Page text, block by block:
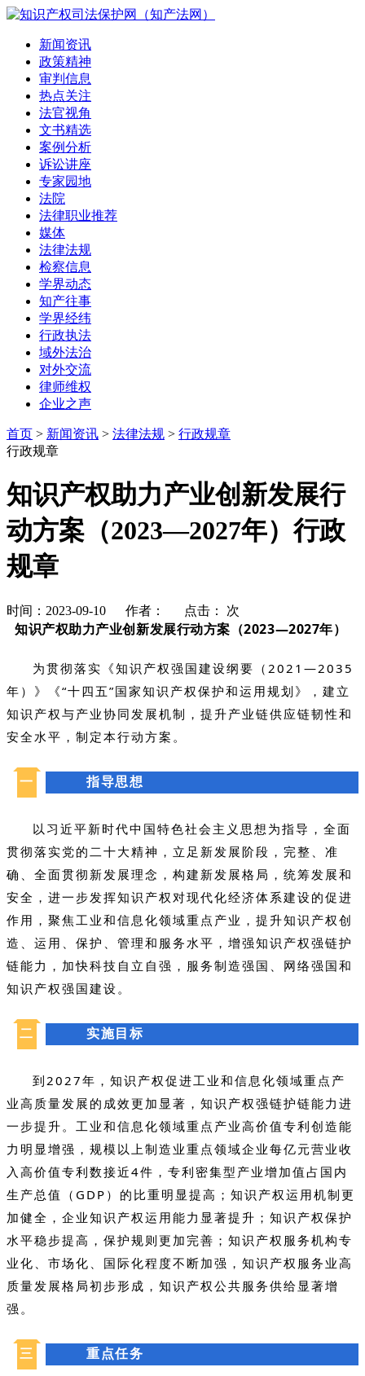
新闻资讯
政策精神
审判信息
热点关注
法官视角
文书精选
案例分析
诉讼讲座
专家园地
法院
法律职业推荐
媒体
法律法规
检察信息
学界动态
知产往事
学界经纬
行政执法
域外法治
对外交流
律师维权
企业之声
首页 > 新闻资讯 > 法律法规 > 行政规章
行政规章
知识产权助力产业创新发展行
动方案（2023—2027年）行政
规章
时间：2023-09-10 作者： 点击： 次
知识产权助力产业创新发展行动方案（2023—2027年）
为贯彻落实《知识产权强国建设纲要（2021—2035
年）》《“十四五”国家知识产权保护和运用规划》，建立
知识产权与产业协同发展机制，提升产业链供应链韧性和
安全水平，制定本行动方案。
一 指导思想
以习近平新时代中国特色社会主义思想为指导，全面
贯彻落实党的二十大精神，立足新发展阶段，完整、准
确、全面贯彻新发展理念，构建新发展格局，统筹发展和
安全，进一步发挥知识产权对现代化经济体系建设的促进
作用，聚焦工业和信息化领域重点产业，提升知识产权创
造、运用、保护、管理和服务水平，增强知识产权强链护
链能力，加快科技自立自强，服务制造强国、网络强国和
知识产权强国建设。
二 实施目标
到2027年，知识产权促进工业和信息化领域重点产
业高质量发展的成效更加显著，知识产权强链护链能力进
一步提升。工业和信息化领域重点产业高价值专利创造能
力明显增强，规模以上制造业重点领域企业每亿元营业收
入高价值专利数接近4件，专利密集型产业增加值占国内
生产总值（GDP）的比重明显提高；知识产权运用机制更
加健全，企业知识产权运用能力显著提升；知识产权保护
水平稳步提高，保护规则更加完善；知识产权服务机构专
业化、市场化、国际化程度不断加强，知识产权服务业高
质量发展格局初步形成，知识产权公共服务供给显著增
强。
三 重点任务